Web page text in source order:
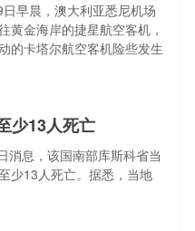
早晨，澳大利亚悉尼机场
黄金海岸的捷星航空客机，
的卡塔尔航空客机险些发生
少13人死亡
消息，该国南部库斯科省当
少13人死亡。据悉，当地